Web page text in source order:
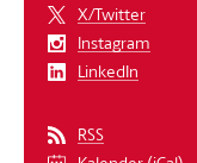
X/Twitter
Instagram
LinkedIn
RSS